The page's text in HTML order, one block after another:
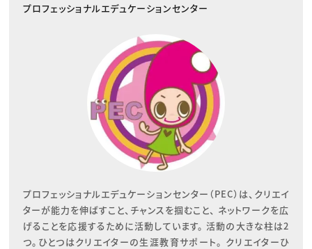
プロフェッショナルエデュケーションセンター
プロフェッショナルエデュケーションセンター（PEC）は、クリエイ
ターが能力を伸ばすこと、チャンスを掴むこと、 ネットワークを広
げることを応援するために活動しています。 活動の大きな柱は2
つ。ひとつはクリエイターの生涯教育サポート。 クリエイターひ